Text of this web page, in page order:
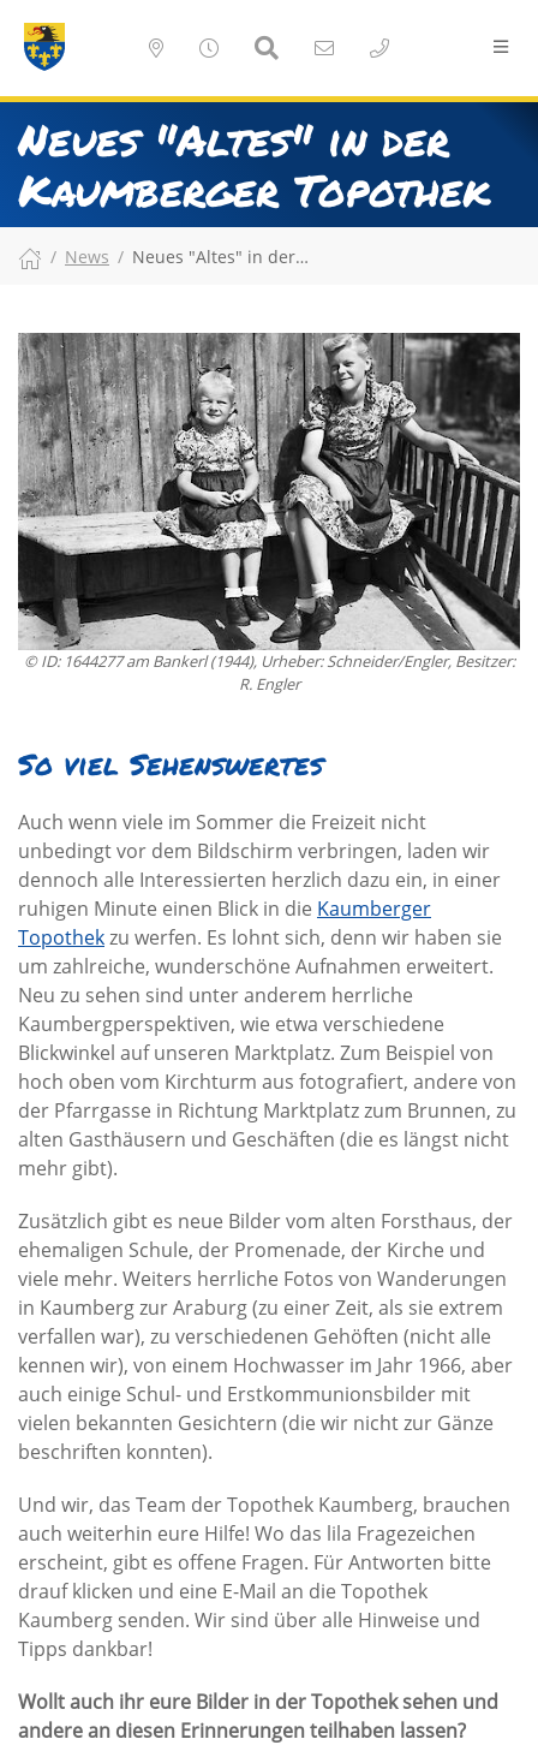
Neues "Altes" in der
Kaumberger Topothek
News Neues "Altes" in der…
© ID: 1644277 am Bankerl (1944), Urheber: Schneider/Engler, Besitzer:
R. Engler
So viel Sehenswertes
Auch wenn viele im Sommer die Freizeit nicht
unbedingt vor dem Bildschirm verbringen, laden wir
dennoch alle Interessierten herzlich dazu ein, in einer
ruhigen Minute einen Blick in die Kaumberger
Topothekzu werfen. Es lohnt sich, denn wir haben sie
um zahlreiche, wunderschöne Aufnahmen erweitert.
Neu zu sehen sind unter anderem herrliche
Kaumbergperspektiven, wie etwa verschiedene
Blickwinkel auf unseren Marktplatz. Zum Beispiel von
hoch oben vom Kirchturm aus fotografiert, andere von
der Pfarrgasse in Richtung Marktplatz zum Brunnen, zu
alten Gasthäusern und Geschäften (die es längst nicht
mehr gibt).
Zusätzlich gibt es neue Bilder vom alten Forsthaus, der
ehemaligen Schule, der Promenade, der Kirche und
viele mehr. Weiters herrliche Fotos von Wanderungen
in Kaumberg zur Araburg (zu einer Zeit, als sie extrem
verfallen war), zu verschiedenen Gehöften (nicht alle
kennen wir), von einem Hochwasser im Jahr 1966, aber
auch einige Schul- und Erstkommunionsbilder mit
vielen bekannten Gesichtern (die wir nicht zur Gänze
beschriften konnten).
Und wir, das Team der Topothek Kaumberg, brauchen
auch weiterhin eure Hilfe! Wo das lila Fragezeichen
erscheint, gibt es offene Fragen. Für Antworten bitte
drauf klicken und eine E-Mail an die Topothek
Kaumberg senden. Wir sind über alle Hinweise und
Tipps dankbar!
Wollt auch ihr eure Bilder in der Topothek sehen und
andere an diesen Erinnerungen teilhaben lassen?